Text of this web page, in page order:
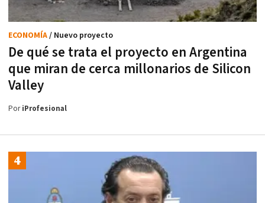
De qué se trata el proyecto en Argentina
que miran de cerca millonarios de Silicon
Valley
ECONOMÍA/ Nuevo proyecto
PoriProfesional